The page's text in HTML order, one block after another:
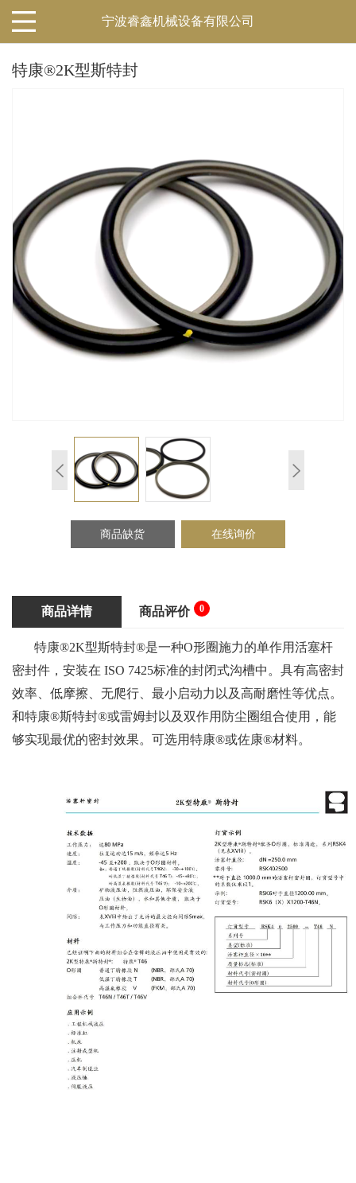
宁波睿鑫机械设备有限公司
特康®2K型斯特封
商品缺货 在线询价
商品详情 商品评价 0
特康®2K型斯特封®是一种O形圈施力的单作用活塞杆
密封件，安装在 ISO 7425标准的封闭式沟槽中。具有高密封
效率、低摩擦、无爬行、最小启动力以及高耐磨性等优点。
和特康®斯特封®或雷姆封以及双作用防尘圈组合使用，能
够实现最优的密封效果。可选用特康®或佐康®材料。